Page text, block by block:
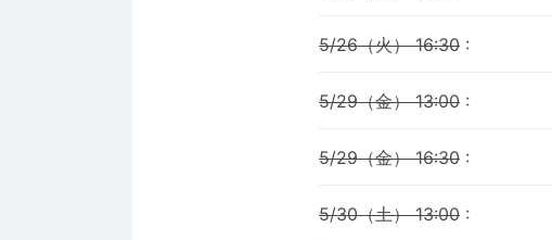
5/26（火） 16:30 :
5/29（金） 13:00 :
5/29（金） 16:30 :
5/30（土） 13:00 :